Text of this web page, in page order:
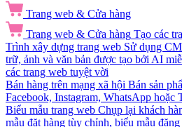
Trang web & Cửa hàng
Trang web & Cửa hàng Tạo các
Trình xây dựng trang web Sử dụng
trữ, ảnh và văn bản được tạo bởi AI
các trang web tuyệt vời
Bán hàng trên mạng xã hội Bán sản
Facebook, Instagram, WhatsApp hoặc
Biểu mẫu trang web Chụp lại khách
mẫu đặt hàng tùy chỉnh, biểu mẫu